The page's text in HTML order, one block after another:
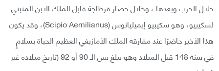
خلال الحرب وبعدها.، وخلال حصار قرطاجة قابل الملك الابن المتبني
لسكيبيو، وهو سكيبيو إيميليانوس (Scipio Aemilianus)، وقد يكون
هذا الأخير حاضرًا عند مفارقة الملك الأمازيغي العظيم الحياة بسلامٍ
في سنة 148 قبل الميلاد وهو يبلغ سن الـ 90 أو 92 (تاريخ ميلاده غير